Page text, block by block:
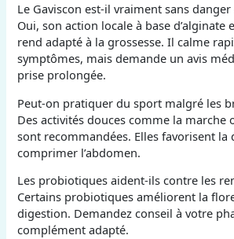
Le Gaviscon est-il vraiment sans danger
Oui, son action locale à base d’alginate
rend adapté à la grossesse. Il calme
symptômes, mais demande un avis
prise prolongée.
Peut-on pratiquer du sport malgré les
Des activités douces comme la marche
sont recommandées. Elles favorisent la
comprimer l’abdomen.
Les probiotiques aident-ils contre les
Certains probiotiques améliorent la
digestion. Demandez conseil à votre
complément adapté.